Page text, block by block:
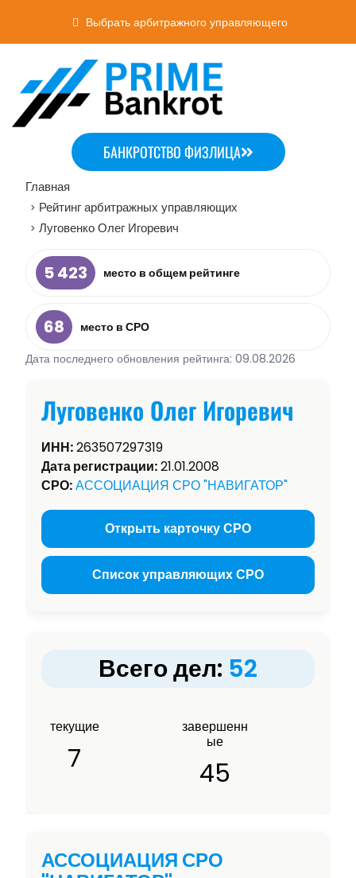
Выбрать арбитражного управляющего
БАНКРОТСТВО ФИЗЛИЦА
Главная
> Рейтинг арбитражных управляющих
> Луговенко Олег Игоревич
5 423 место в общем рейтинге
68
место в СРО
Дата последнего обновления рейтинга: 09.08.2026
Луговенко Олег Игоревич
ИНН:263507297319
Дата регистрации:21.01.2008
СРО:АССОЦИАЦИЯ СРО "НАВИГАТОР"
Открыть карточку СРО
Список управляющих СРО
Всего дел: 52
текущие
7
завершенн
ые
45
АССОЦИАЦИЯ СРО